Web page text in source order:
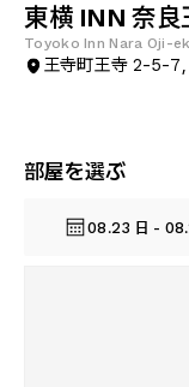
東横 INN 奈良
Toyoko Inn Nara Oji-
王寺町王寺 2-5-7,
部屋を選ぶ
08.23 日 -